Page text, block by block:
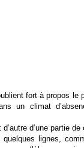
fort à propos le
un climat
d’une partie de
lignes,